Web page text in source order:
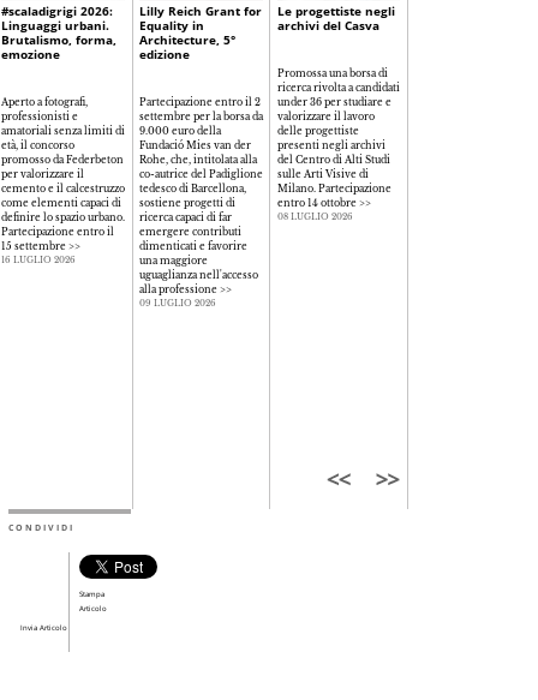
#scaladigrigi 2026:
Linguaggi urbani.
Brutalismo, forma,
emozione
Aperto a fotografi,
professionisti e
amatoriali senza limiti di
età, il concorso
promosso da Federbeton
per valorizzare il
cemento e il calcestruzzo
come elementi capaci di
definire lo spazio urbano.
Partecipazione entro il
15 settembre >>
16 LUGLIO 2026
Lilly Reich Grant for
Equality in
Architecture, 5°
edizione
Partecipazione entro il 2
settembre per la borsa da
9.000 euro della
Fundació Mies van der
Rohe, che, intitolata alla
co-autrice del Padiglione
tedesco di Barcellona,
sostiene progetti di
ricerca capaci di far
emergere contributi
dimenticati e favorire
una maggiore
uguaglianza nell'accesso
alla professione>>
09 LUGLIO 2026
Le progettiste negli
archivi del Casva
Promossa una borsa di
ricerca rivolta a candidati
under 36 per studiare e
valorizzare il lavoro
delle progettiste
presenti negli archivi
del Centro di Alti Studi
sulle Arti Visive di
Milano. Partecipazione
entro 14 ottobre>>
08 LUGLIO 2026
CONDIVIDI
Stampa
Articolo
Invia Articolo